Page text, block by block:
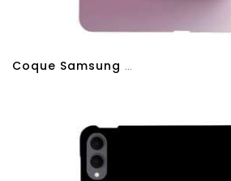
Coque Samsung Galaxy Tab S11 Ultra Lotus